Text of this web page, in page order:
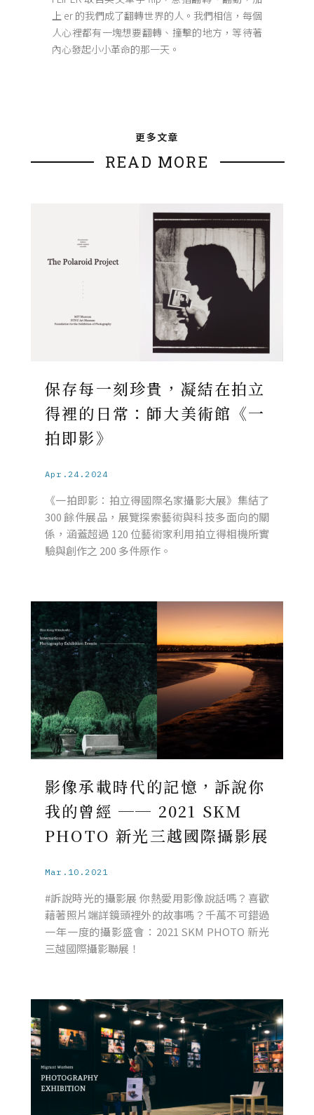
上 er 的我們成了翻轉世界的人。我們相信，每個
人心裡都有一塊想要翻轉、撞擊的地方，等待著
內心發起小小革命的那一天。
更多文章
READ MORE
保存每一刻珍貴，凝結在拍立
得裡的日常：師大美術館《一
拍即影》
Apr.24.2024
《一拍即影：拍立得國際名家攝影大展》集結了
300 餘件展品，展覽探索藝術與科技多面向的關
係，涵蓋超過 120 位藝術家利用拍立得相機所實
驗與創作之 200 多件原作。
影像承載時代的記憶，訴說你
我的曾經 ── 2021 SKM
PHOTO 新光三越國際攝影展
Mar.10.2021
#訴說時光的攝影展 你熱愛用影像說話嗎？喜歡
藉著照片端詳鏡頭裡外的故事嗎？千萬不可錯過
一年一度的攝影盛會：2021 SKM PHOTO 新光
三越國際攝影聯展！